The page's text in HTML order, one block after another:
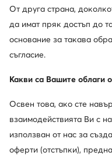
От друга страна,
да имат пряк достъп до
основание за такава
съгласие.
Какви са Вашите облаги
Освен това, ако сте
взаимодействията Ви с
използван от нас за
оферти (отстъпки),